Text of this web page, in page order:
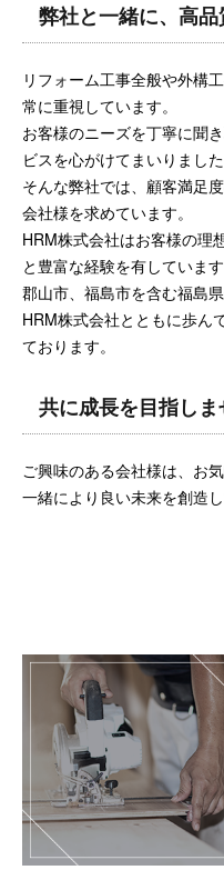
弊社と一緒に、高
リフォーム工事全般や外構
常に重視しています。
お客様のニーズを丁寧に聞
ビスを心がけてまいりました
そんな弊社では、顧客満足
会社様を求めています。
HRM株式会社はお客様の理
と豊富な経験を有しています
郡山市、福島市を含む福島
HRM株式会社とともに歩ん
ております。
共に成長を目指しま
ご興味のある会社様は、お
一緒により良い未来を創造